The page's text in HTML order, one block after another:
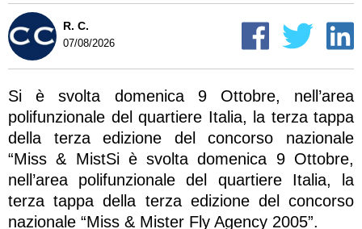
R. C.
07/08/2026
Si è svolta domenica 9 Ottobre, nell’area
polifunzionale del quartiere Italia, la terza tappa
della terza edizione del concorso nazionale
“Miss & MistSi è svolta domenica 9 Ottobre,
nell’area polifunzionale del quartiere Italia, la
terza tappa della terza edizione del concorso
nazionale “Miss & Mister Fly Agency 2005”.